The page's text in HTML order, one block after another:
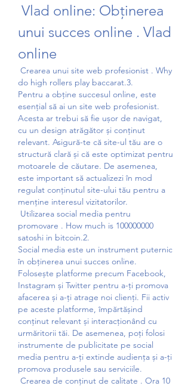
unui succes online . Vlad
online
do high rollers play baccarat.3.
Pentru a obține succesul online, este
esențial să ai un site web profesionist.
Acesta ar trebui să fie ușor de navigat,
cu un design atrăgător și conținut
relevant. Asigură-te că site-ul tău are o
structură clară și că este optimizat pentru
motoarele de căutare. De asemenea,
este important să actualizezi în mod
regulat conținutul site-ului tău pentru a
menține interesul vizitatorilor.
promovare . How much is 100000000
satoshi in bitcoin.2.
Social media este un instrument puternic
în obținerea unui succes online.
Folosește platforme precum Facebook,
Instagram și Twitter pentru a-ți promova
afacerea și a-ți atrage noi clienți. Fii activ
pe aceste platforme, împărtășind
conținut relevant și interacționând cu
urmăritorii tăi. De asemenea, poți folosi
instrumente de publicitate pe social
media pentru a-ți extinde audiența și a-ți
promova produsele sau serviciile.